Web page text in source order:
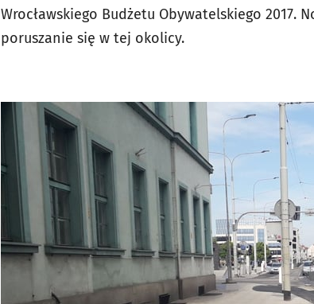
Wrocławskiego Budżetu Obywatelskiego
poruszanie się w tej okolicy.